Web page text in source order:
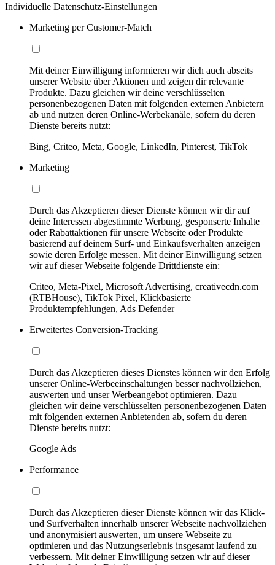
Individuelle Datenschutz-Einstellungen
Marketing per Customer-Match
Mit deiner Einwilligung informieren wir dich auch abseits
unserer Website über Aktionen und zeigen dir relevante
Produkte. Dazu gleichen wir deine verschlüsselten
personenbezogenen Daten mit folgenden externen Anbietern
ab und nutzen deren Online-Werbekanäle, sofern du deren
Dienste bereits nutzt:
Bing, Criteo, Meta, Google, LinkedIn, Pinterest, TikTok
Marketing
Durch das Akzeptieren dieser Dienste können wir dir auf
deine Interessen abgestimmte Werbung, gesponserte Inhalte
oder Rabattaktionen für unsere Webseite oder Produkte
basierend auf deinem Surf- und Einkaufsverhalten anzeigen
sowie deren Erfolge messen. Mit deiner Einwilligung setzen
wir auf dieser Webseite folgende Drittdienste ein:
Criteo, Meta-Pixel, Microsoft Advertising, creativecdn.com
(RTBHouse), TikTok Pixel, Klickbasierte
Produktempfehlungen, Ads Defender
Erweitertes Conversion-Tracking
Durch das Akzeptieren dieses Dienstes können wir den Erfolg
unserer Online-Werbeeinschaltungen besser nachvollziehen,
auswerten und unser Werbeangebot optimieren. Dazu
gleichen wir deine verschlüsselten personenbezogenen Daten
mit folgenden externen Anbietenden ab, sofern du deren
Dienste bereits nutzt:
Google Ads
Performance
Durch das Akzeptieren dieser Dienste können wir das Klick-
und Surfverhalten innerhalb unserer Webseite nachvollziehen
und anonymisiert auswerten, um unsere Webseite zu
optimieren und das Nutzungserlebnis insgesamt laufend zu
verbessern. Mit deiner Einwilligung setzen wir auf dieser